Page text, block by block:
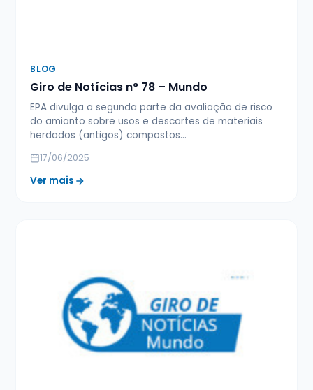
BLOG
Giro de Notícias n° 78 – Mundo
EPA divulga a segunda parte da avaliação de risco
do amianto sobre usos e descartes de materiais
herdados (antigos) compostos…
17/06/2025
Ver mais